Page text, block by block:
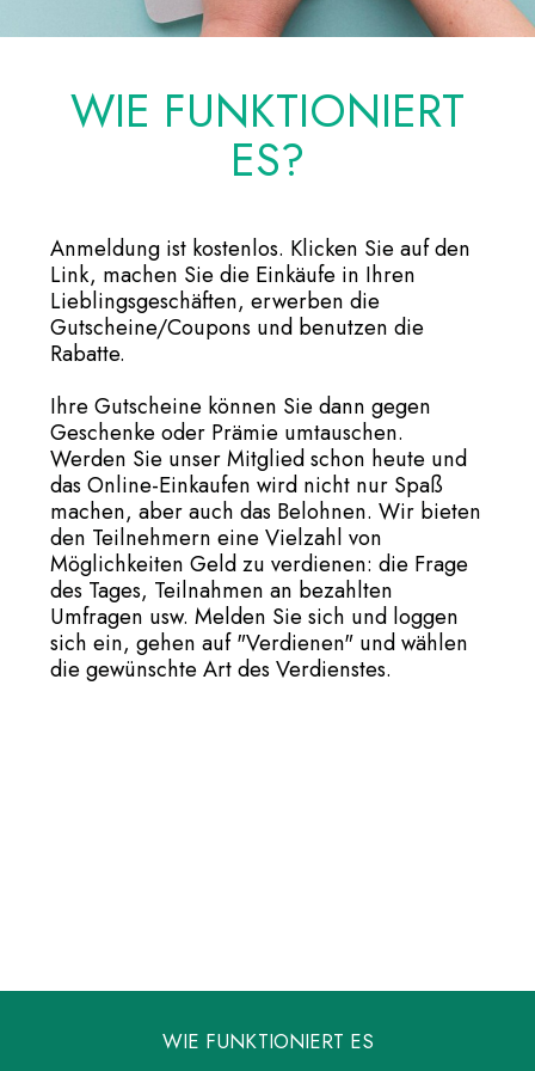
WIE FUNKTIONIERT
ES?
Anmeldung ist kostenlos. Klicken Sie auf den
Link, machen Sie die Einkäufe in Ihren
Lieblingsgeschäften, erwerben die
Gutscheine/Coupons und benutzen die
Rabatte.
Ihre Gutscheine können Sie dann gegen
Geschenke oder Prämie umtauschen.
Werden Sie unser Mitglied schon heute und
das Online-Einkaufen wird nicht nur Spaß
machen, aber auch das Belohnen. Wir bieten
den Teilnehmern eine Vielzahl von
Möglichkeiten Geld zu verdienen: die Frage
des Tages, Teilnahmen an bezahlten
Umfragen usw. Melden Sie sich und loggen
sich ein, gehen auf "Verdienen" und wählen
die gewünschte Art des Verdienstes.
WIE FUNKTIONIERT ES